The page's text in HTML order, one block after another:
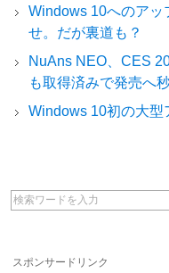
Windows 10へのアッ
せ。だが裏道も？
NuAns NEO、CES
も取得済みで発売へ
Windows 10初の大型
スポンサードリンク